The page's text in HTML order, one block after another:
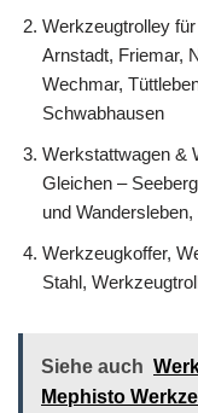
Werkzeugtrolley
Arnstadt, Friemar,
Wechmar,
Schwabhausen
Werkstattwagen &
Gleichen –
und
Werkzeugkoffer,
Stahl,
Siehe auch
Mephisto